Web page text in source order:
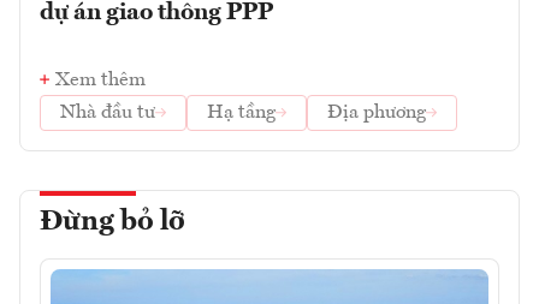
dự án giao thông PPP
Xem thêm
Nhà đầu tư
Hạ tầng Địa phương
Đừng bỏ lỡ